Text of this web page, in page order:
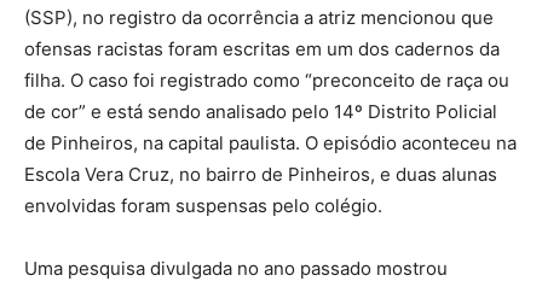
(SSP), no registro da ocorrência a atriz mencionou que
ofensas racistas foram escritas em um dos cadernos da
filha. O caso foi registrado como “preconceito de raça ou
de cor” e está sendo analisado pelo 14º Distrito Policial
de Pinheiros, na capital paulista. O episódio aconteceu na
Escola Vera Cruz, no bairro de Pinheiros, e duas alunas
envolvidas foram suspensas pelo colégio.
Uma pesquisa divulgada no ano passado mostrou